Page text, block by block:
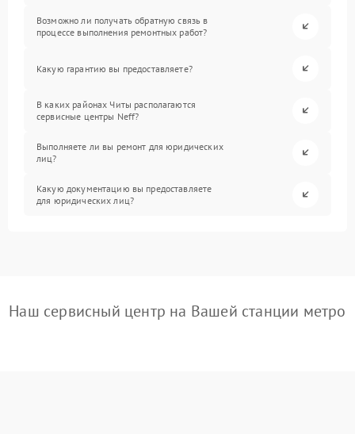
Возможно ли получать обратную связь в
процессе выполнения ремонтных работ?
Какую гарантию вы предоставляете?
В каких районах Читы располагаются
сервисные центры Neff?
Выполняете ли вы ремонт для юридических
лиц?
Какую документацию вы предоставляете
для юридических лиц?
Наш сервисный центр на Вашей станции метро